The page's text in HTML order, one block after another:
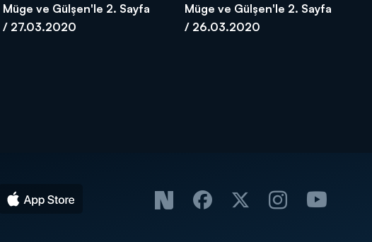
Müge ve Gülşen'le 2. Sayfa
/ 27.03.2020
Müge ve Gülşen'le 2. Sayfa
/ 26.03.2020